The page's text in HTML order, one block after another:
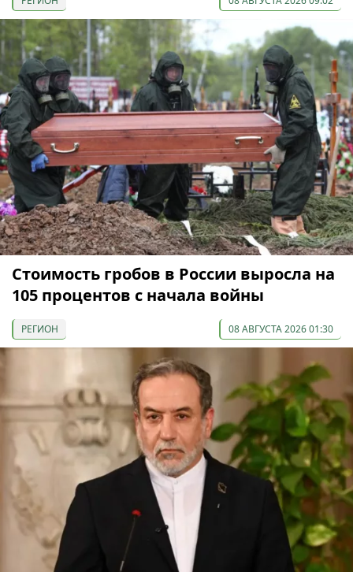
Стоимость гробов в России выросла на
105 процентов с начала войны
РЕГИОН 08 АВГУСТА 2026 01:30